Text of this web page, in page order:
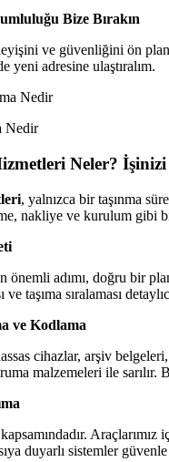
Bize Bırakın
ve güvenliğini ön
yeni adresine ulaştıralım.
Nedir
Neler?
, yalnızca bir taşınma
nakliye ve kurulum gibi
adımı, doğru bir
taşıma sıralaması
ve Kodlama
cihazlar, arşiv
malzemeleri ile sarılır.
duyarlı sistemler güvenle